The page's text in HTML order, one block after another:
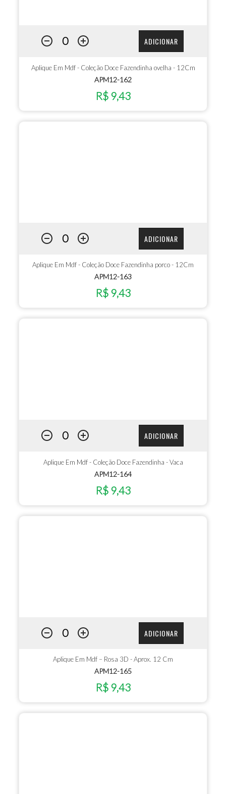
ADICIONAR
Aplique Em Mdf - Coleção Doce Fazendinha ovelha - 12Cm
APM12-162
R$ 9,43
ADICIONAR
Aplique Em Mdf - Coleção Doce Fazendinha porco - 12Cm
APM12-163
R$ 9,43
ADICIONAR
Aplique Em Mdf - Coleção Doce Fazendinha - Vaca
APM12-164
R$ 9,43
ADICIONAR
Aplique Em Mdf – Rosa 3D - Aprox. 12 Cm
APM12-165
R$ 9,43